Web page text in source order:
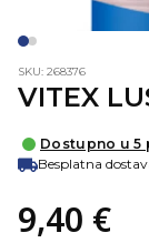
SKU: 268376
VITEX
Dostupno u 5
Besplatna
9,40 €